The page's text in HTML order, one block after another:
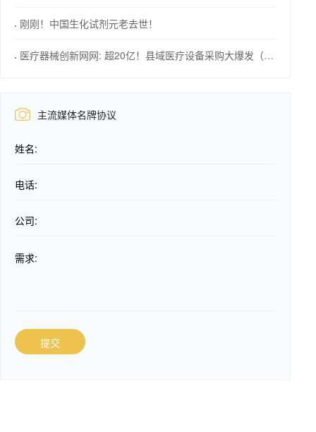
刚刚！中国生化试剂元老去世！
医疗器械创新网网: 超20亿！县域医疗设备采购大爆发（附清单）
主流媒体名牌协议
姓名:
电话:
公司:
需求:
提交